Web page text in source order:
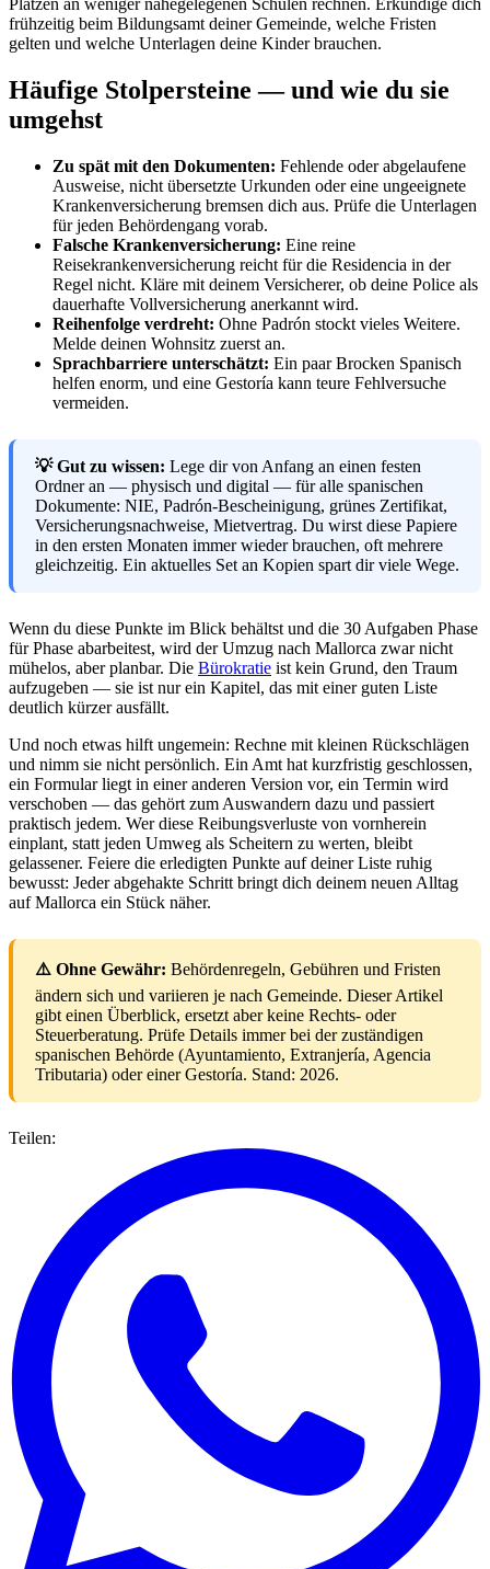
frühzeitig beim Bildungsamt deiner Gemeinde, welche Fristen
gelten und welche Unterlagen deine Kinder brauchen.
Häufige Stolpersteine — und wie du sie
umgehst
Zu spät mit den Dokumenten: Fehlende oder abgelaufene
Ausweise, nicht übersetzte Urkunden oder eine ungeeignete
Krankenversicherung bremsen dich aus. Prüfe die Unterlagen
für jeden Behördengang vorab.
Falsche Krankenversicherung: Eine reine
Reisekrankenversicherung reicht für die Residencia in der
Regel nicht. Kläre mit deinem Versicherer, ob deine Police als
dauerhafte Vollversicherung anerkannt wird.
Reihenfolge verdreht: Ohne Padrón stockt vieles Weitere.
Melde deinen Wohnsitz zuerst an.
Sprachbarriere unterschätzt: Ein paar Brocken Spanisch
helfen enorm, und eine Gestoría kann teure Fehlversuche
vermeiden.
💡 Gut zu wissen: Lege dir von Anfang an einen festen
Ordner an — physisch und digital — für alle spanischen
Dokumente: NIE, Padrón-Bescheinigung, grünes Zertifikat,
Versicherungsnachweise, Mietvertrag. Du wirst diese Papiere
in den ersten Monaten immer wieder brauchen, oft mehrere
gleichzeitig. Ein aktuelles Set an Kopien spart dir viele Wege.
Wenn du diese Punkte im Blick behältst und die 30 Aufgaben Phase
für Phase abarbeitest, wird der Umzug nach Mallorca zwar nicht
mühelos, aber planbar. Die Bürokratie ist kein Grund, den Traum
aufzugeben — sie ist nur ein Kapitel, das mit einer guten Liste
deutlich kürzer ausfällt.
Und noch etwas hilft ungemein: Rechne mit kleinen Rückschlägen
und nimm sie nicht persönlich. Ein Amt hat kurzfristig geschlossen,
ein Formular liegt in einer anderen Version vor, ein Termin wird
verschoben — das gehört zum Auswandern dazu und passiert
praktisch jedem. Wer diese Reibungsverluste von vornherein
einplant, statt jeden Umweg als Scheitern zu werten, bleibt
gelassener. Feiere die erledigten Punkte auf deiner Liste ruhig
bewusst: Jeder abgehakte Schritt bringt dich deinem neuen Alltag
auf Mallorca ein Stück näher.
⚠️ Ohne Gewähr: Behördenregeln, Gebühren und Fristen
ändern sich und variieren je nach Gemeinde. Dieser Artikel
gibt einen Überblick, ersetzt aber keine Rechts- oder
Steuerberatung. Prüfe Details immer bei der zuständigen
spanischen Behörde (Ayuntamiento, Extranjería, Agencia
Tributaria) oder einer Gestoría. Stand: 2026.
Teilen: